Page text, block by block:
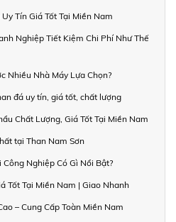
Tín Giá Tốt Tại Miền Nam
Nghiệp Tiết Kiệm Chi Phí Như Thế
Nhiều Nhà Máy Lựa Chọn?
đá uy tín, giá tốt, chất lượng
Chất Lượng, Giá Tốt Tại Miền Nam
tại Than Nam Sơn
Nghiệp Có Gì Nổi Bật?
Tốt Tại Miền Nam | Giao Nhanh
– Cung Cấp Toàn Miền Nam